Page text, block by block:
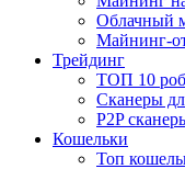
Облачный
Майнинг-
Трейдинг
ТОП 10
Сканеры
P2P
Кошельки
Топ